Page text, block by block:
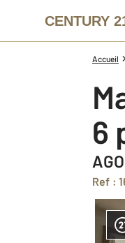
CENTURY
Accueil
Ref :